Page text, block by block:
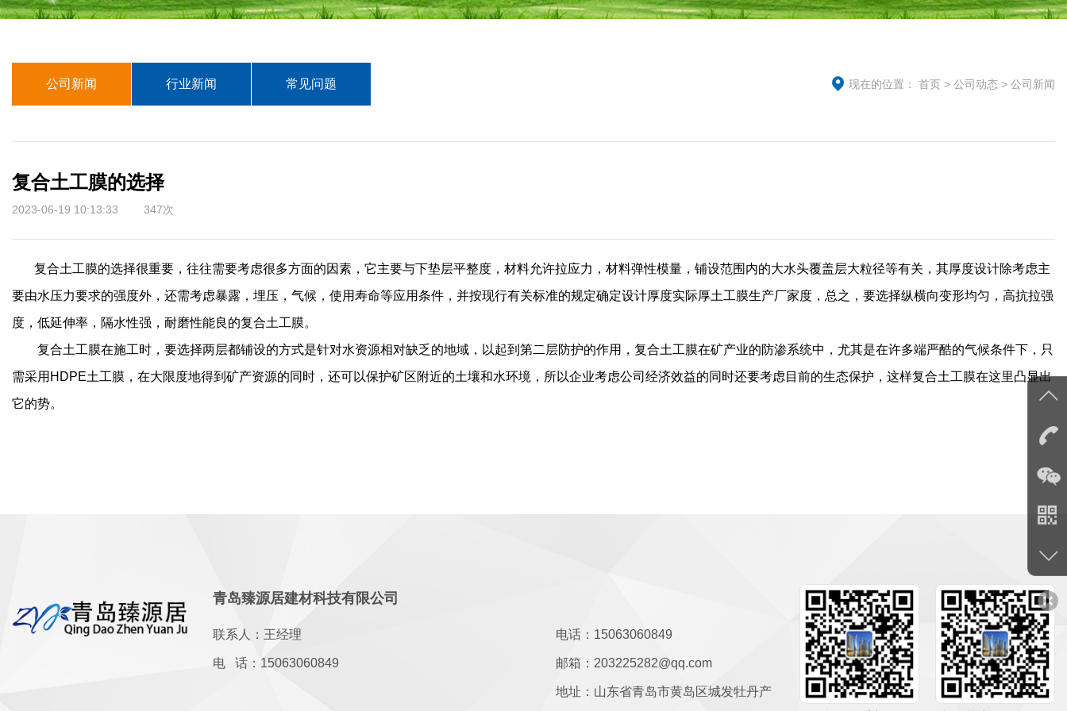
现在的位置： 首页 > 公司动态 > 公司新闻
公司新闻 行业新闻 常见问题
复合土工膜的选择
2023-06-19 10:13:33 347次
复合土工膜的选择很重要，往往需要考虑很多方面的因素，它主要与下垫层平整度，材料允许拉应力，材料弹性模量，铺设范围内的大水头覆盖层大粒径等有关，其厚度设计除考虑主
要由水压力要求的强度外，还需考虑暴露，埋压，气候，使用寿命等应用条件，并按现行有关标准的规定确定设计厚度实际厚土工膜生产厂家度，总之，要选择纵横向变形均匀，高抗拉强
度，低延伸率，隔水性强，耐磨性能良的复合土工膜。
复合土工膜在施工时，要选择两层都铺设的方式是针对水资源相对缺乏的地域，以起到第二层防护的作用，复合土工膜在矿产业的防渗系统中，尤其是在许多端严酷的气候条件下，只
需采用HDPE土工膜，在大限度地得到矿产资源的同时，还可以保护矿区附近的土壤和水环境，所以企业考虑公司经济效益的同时还要考虑目前的生态保护，这样复合土工膜在这里凸显出
它的势。
青岛臻源居建材科技有限公司
联系人：王经理
电 话：15063060849
电话：15063060849
邮箱：203225282@qq.com
地址：山东省青岛市黄岛区城发牡丹产